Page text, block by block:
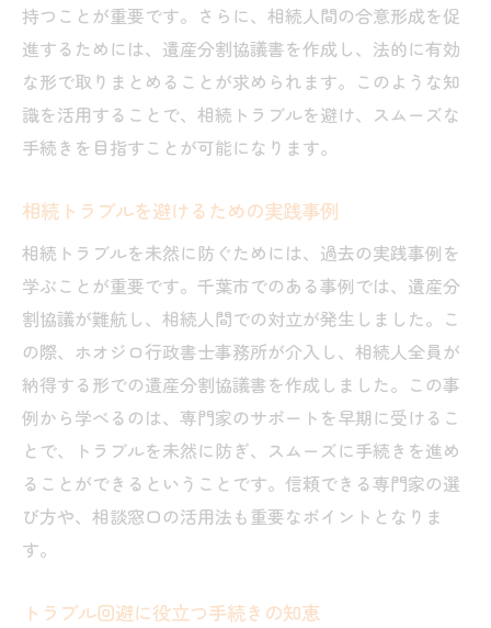
持つことが重要です。さらに、相続人間の合意形成を促
進するためには、遺産分割協議書を作成し、法的に有効
な形で取りまとめることが求められます。このような知
識を活用することで、相続トラブルを避け、スムーズな
手続きを目指すことが可能になります。
相続トラブルを避けるための実践事例
相続トラブルを未然に防ぐためには、過去の実践事例を
学ぶことが重要です。千葉市でのある事例では、遺産分
割協議が難航し、相続人間での対立が発生しました。こ
の際、ホオジロ行政書士事務所が介入し、相続人全員が
納得する形での遺産分割協議書を作成しました。この事
例から学べるのは、専門家のサポートを早期に受けるこ
とで、トラブルを未然に防ぎ、スムーズに手続きを進め
ることができるということです。信頼できる専門家の選
び方や、相談窓口の活用法も重要なポイントとなりま
す。
トラブル回避に役立つ手続きの知恵